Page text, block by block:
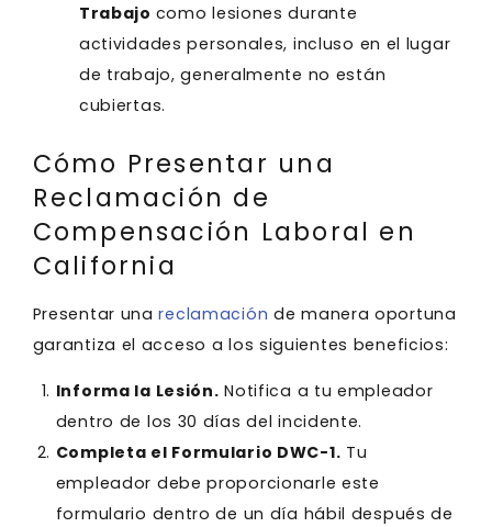
Trabajo como lesiones durante
actividades personales, incluso en el lugar
de trabajo, generalmente no están
cubiertas.
Cómo Presentar una
Reclamación de
Compensación Laboral en
California
Presentar unareclamación de manera oportuna
garantiza el acceso a los siguientes beneficios:
Informa la Lesión. Notifica a tu empleador
dentro de los 30 días del incidente.
Completa el Formulario DWC-1. Tu
empleador debe proporcionarle este
formulario dentro de un día hábil después de